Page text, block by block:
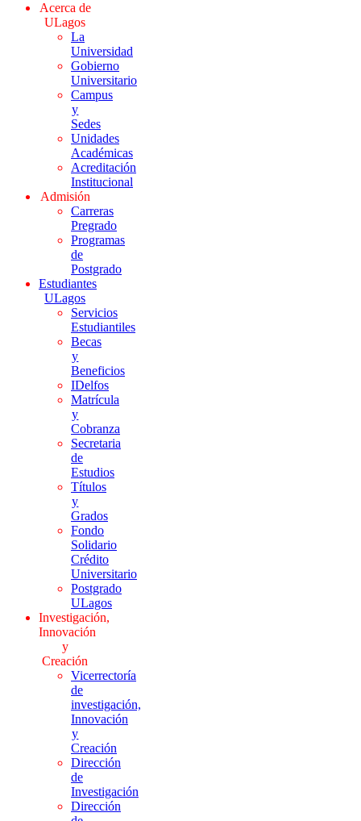
Acerca de
ULagos
La
Universidad
Gobierno
Universitario
Campus
y
Sedes
Unidades
Académicas
Acreditación
Institucional
Admisión
Carreras
Pregrado
Programas
de
Postgrado
Estudiantes
ULagos
Servicios
Estudiantiles
Becas
y
Beneficios
IDelfos
Matrícula
y
Cobranza
Secretaria
de
Estudios
Títulos
y
Grados
Fondo
Solidario
Crédito
Universitario
Postgrado
ULagos
Investigación,
Innovación
y
Creación
Vicerrectoría
de
investigación,
Innovación
y
Creación
Dirección
de
Investigación
Dirección